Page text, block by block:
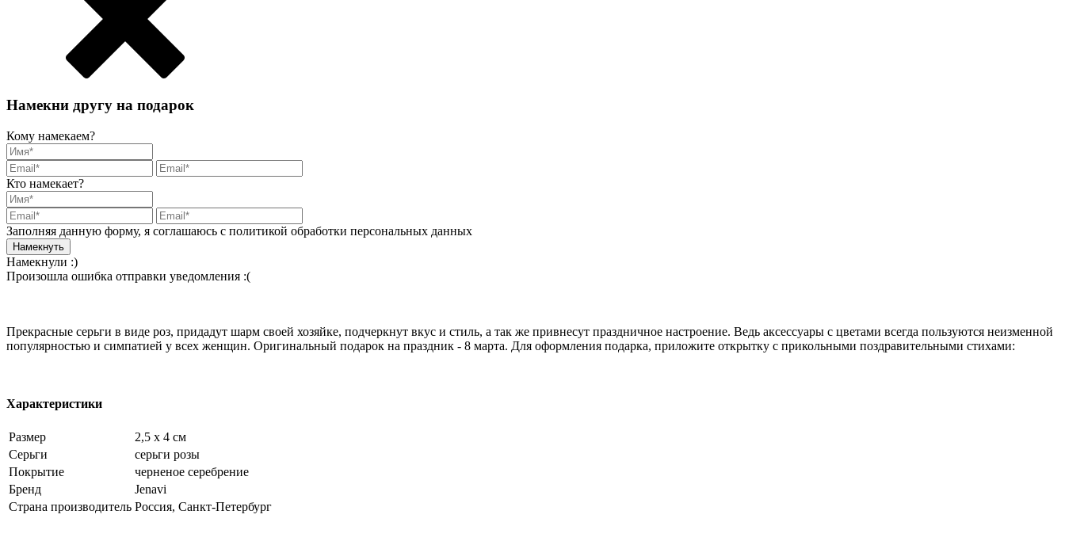
Намекни другу на подарок
Кому намекаем?
Кто намекает?
Заполняя данную форму, я соглашаюсь с политикой обработки персональных данных
Намекнули :)
Произошла ошибка отправки уведомления :(
Прекрасные серьги в виде роз, придадут шарм своей хозяйке, подчеркнут вкус и стиль, а так же привнесут праздничное настроение. Ведь аксессуары с цветами всегда пользуются неизменной
популярностью и симпатией у всех женщин. Оригинальный подарок на праздник - 8 марта. Для оформления подарка, приложите открытку с прикольными поздравительными стихами:
Характеристики
Размер
2,5 х 4 см
Серьги
серьги розы
Покрытие
черненое серебрение
Бренд
Jenavi
Страна производитель Россия, Санкт-Петербург